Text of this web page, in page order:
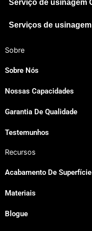
Serviço de usinagem
Serviços de
Sobre
Sobre Nós
Nossas Capacidades
Garantia De Qualidade
Testemunhos
Recursos
Acabamento De Superfície
Materiais
Blogue